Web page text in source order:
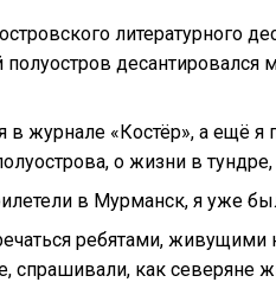
литературного
полуостров
в журнале «Костёр», а ещё
о жизни в
в Мурманск, я уже
ребятами, живущими
спрашивали, как северяне